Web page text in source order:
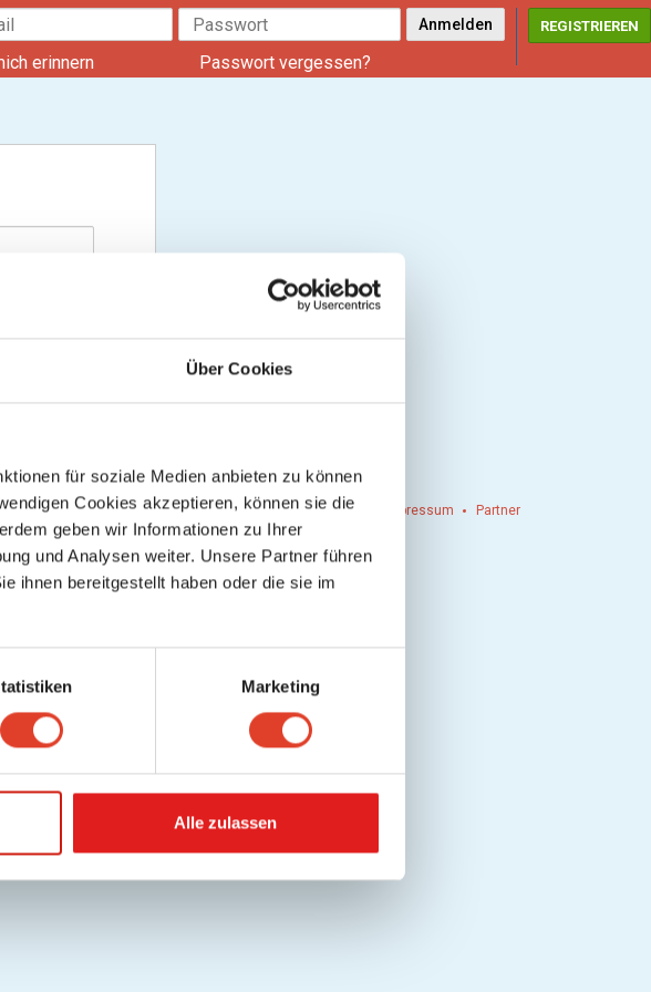
Über Cookies
für soziale Medien anbieten zu können
Cookies akzeptieren, können sie die
geben wir Informationen zu Ihrer
und Analysen weiter. Unsere Partner führen
ihnen bereitgestellt haben oder die sie im
Marketing
Alle zulassen
erinnern Passwort vergessen?
REGISTRIEREN
AGB Gutschein einlösen Werbung Kontakt Impressum Partner
.Deutsch